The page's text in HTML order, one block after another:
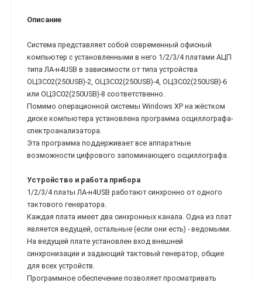
Описание
Система представляет собой современный офисный
компьютер с установленными в него 1/2/3/4 платами АЦП
типа ЛА-н4USB в зависимости от типа устройства
ОЦЗС02(250USB)-2, ОЦЗС02(250USB)-4, ОЦЗС02(250USB)-6
или ОЦЗС02(250USB)-8 соответственно.
Помимо операционной системы Windows XP на жёстком
диске компьютера установлена программа осциллографа-
спектроанализатора.
Эта программа поддерживает все аппаратные
возможности цифрового запоминающего осциллографа.
Устройство и работа прибора
1/2/3/4 платы ЛА-н4USB работают синхронно от одного
тактового генератора.
Каждая плата имеет два синхронных канала. Одна из плат
является ведущей, остальные (если они есть) - ведомыми.
На ведущей плате установлен вход внешней
синхронизации и задающий тактовый генератор, общие
для всех устройств.
Программное обеспечение позволяет просматривать